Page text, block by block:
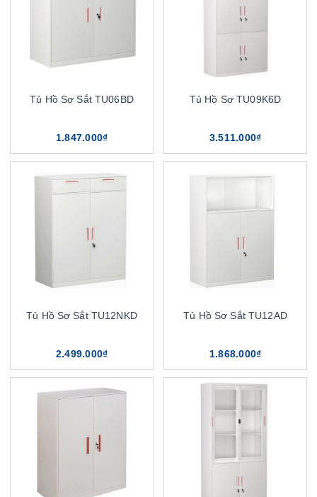
Tủ Hồ Sơ Sắt TU06BD
1.847.000₫
Tủ Hồ Sơ TU09K6D
3.511.000₫
Tủ Hồ Sơ Sắt TU12NKD
2.499.000₫
Tủ Hồ Sơ Sắt TU12AD
1.868.000₫